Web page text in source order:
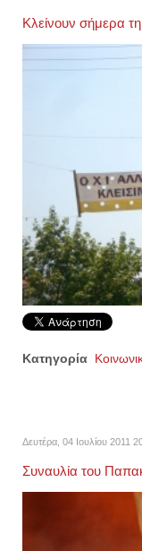
Κλείνουν σήμερα
Κατηγορία
Δευτέρα, 04 Ιουλίου 2011
Συναυλία του